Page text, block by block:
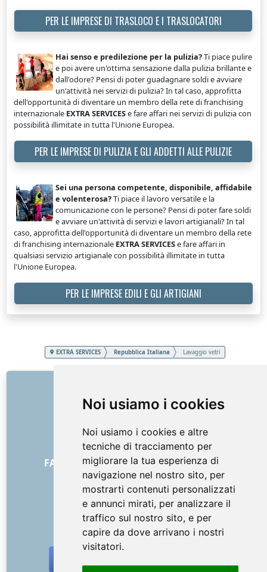
Noi usiamo i cookies
Noi usiamo i cookies e altre
tecniche di tracciamento per
migliorare la tua esperienza di
navigazione nel nostro sito, per
mostrarti contenuti personalizzati
e annunci mirati, per analizzare il
traffico sul nostro sito, e per
capire da dove arrivano i nostri
visitatori.
PER LE IMPRESE DI TRASLOCO E I TRASLOCATORI
Hai senso e predilezione per la pulizia?Ti piace pulire
e poi avere un'ottima sensazione dalla pulizia brillante e
dall'odore? Pensi di poter guadagnare soldi e avviare
un'attività nei servizi di pulizia? In tal caso, approfitta
dell'opportunità di diventare un membro della rete di franchising
internazionale EXTRA SERVICESe fare affari nei servizi di pulizia con
possibilità illimitate in tutta l'Unione Europea.
PER LE IMPRESE DI PULIZIA E GLI ADDETTI ALLE PULIZIE
Sei una persona competente, disponibile, affidabile
e volenterosa?Ti piace il lavoro versatile e la
comunicazione con le persone? Pensi di poter fare soldi
e avviare un'attività di servizi e lavori artigianali? In tal
caso, approfitta dell'opportunità di diventare un membro della rete
di franchising internazionale EXTRA SERVICESe fare affari in
qualsiasi servizio artigianale con possibilità illimitate in tutta
l'Unione Europea.
PER LE IMPRESE EDILI E GLI ARTIGIANI
EXTRA SERVICES Repubblica Italiana Lavaggio vetri
Chi siamo
Listino prezzi
Termini generali e condizioni
FAQ - per i clienti FAQ - per i fornitori
Pubblicità e marketing
Blog
Contatto
SOCIAL NETWORKS